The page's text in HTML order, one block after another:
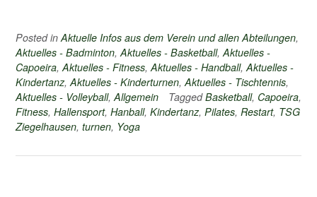
Posted in Aktuelle Infos aus dem Verein und allen Abteilungen,
Aktuelles - Badminton, Aktuelles - Basketball, Aktuelles -
Capoeira, Aktuelles - Fitness, Aktuelles - Handball, Aktuelles -
Kindertanz, Aktuelles - Kinderturnen, Aktuelles - Tischtennis,
Aktuelles - Volleyball, Allgemein TaggedBasketball, Capoeira,
Fitness, Hallensport, Hanball, Kindertanz, Pilates, Restart, TSG
Ziegelhausen, turnen, Yoga